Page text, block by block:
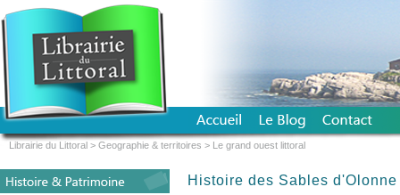
Histoire des Sables
Librairie du Littoral > Geographie & territoires > Le grand ouest littoral